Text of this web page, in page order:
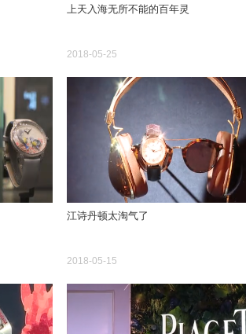
上天入海无所不能的百年灵
2018-05-25
江诗丹顿太淘气了
2018-05-15